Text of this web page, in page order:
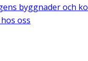
byggnader och
oss